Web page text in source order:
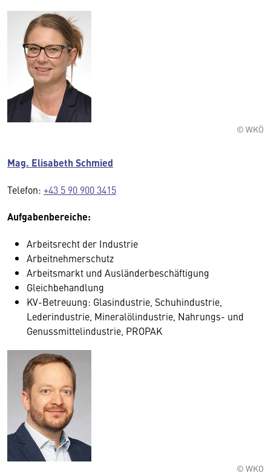
© WKÖ
Mag. Elisabeth Schmied
Telefon: +43 5 90 900 3415
Aufgabenbereiche:
Arbeitsrecht der Industrie
Arbeitnehmerschutz
Arbeitsmarkt und Ausländerbeschäftigung
Gleichbehandlung
KV-Betreuung: Glasindustrie, Schuhindustrie,
Lederindustrie, Mineralölindustrie, Nahrungs- und
Genussmittelindustrie, PROPAK
© WKO